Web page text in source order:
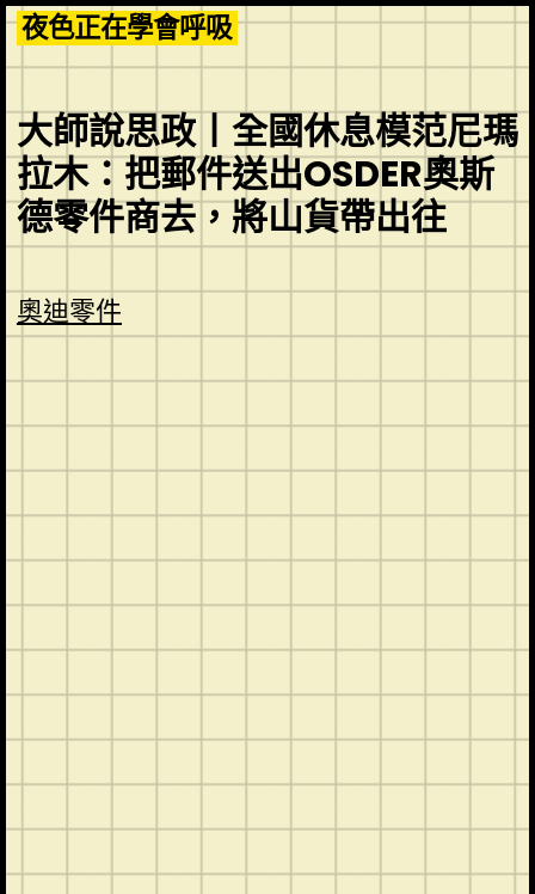
Skip
to
content
夜色正在學會呼吸
大師說思政丨全國休息模范尼瑪
拉木：把郵件送出OSDER奧斯
德零件商去，將山貨帶出往
奧迪零件